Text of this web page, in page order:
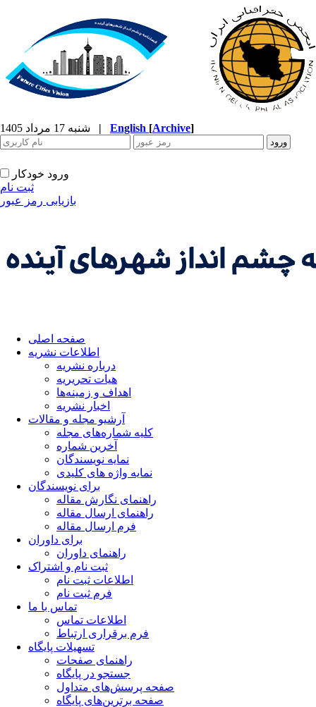
| English [Archive]
ورود خودکار
ثبت نام
بازیابی رمز عبور
صفحه اصلی
اطلاعات نشریه
درباره نشریه
هیات تحریریه
اهداف و زمینه‌ها
اخبار نشریه
آرشیو مجله و مقالات
کلیه شماره‌های مجله
آخرین شماره
نمایه نویسندگان
نمایه واژه های کلیدی
برای نویسندگان
راهنمای نگارش مقاله
راهنمای ارسال مقاله
فرم ارسال مقاله
برای داوران
راهنمای داوران
ثبت نام و اشتراک
اطلاعات ثبت نام
فرم ثبت نام
تماس با ما
اطلاعات تماس
فرم برقراری ارتباط
تسهیلات پایگاه
راهنمای صفحات
جستجو در پایگاه
صفحه پرسش‌های متداول
صفحه برترین‌های پایگاه